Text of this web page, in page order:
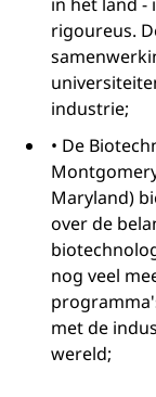
rigoureus.
industrie;
• De
Maryland)
over de
nog veel
met de
wereld;